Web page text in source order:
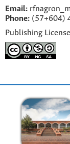
Email:
Phone: (57+604)
Publishing